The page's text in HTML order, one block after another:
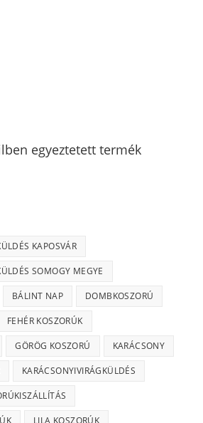
egyeztetett termék
KAPOSVÁR
SOMOGY MEGYE
BÁLINT NAP DOMBKOSZORÚ
FEHÉR KOSZORÚK
GÖRÖG KOSZORÚ KARÁCSONY
KARÁCSONYIVIRÁGKÜLDÉS
LILA KOSZORÚK